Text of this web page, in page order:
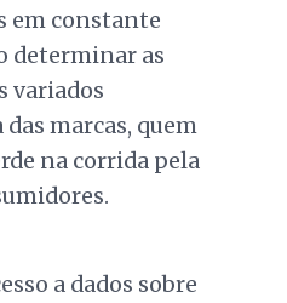
em constante
determinar as
variados
marcas, quem
na corrida pela
a dados sobre